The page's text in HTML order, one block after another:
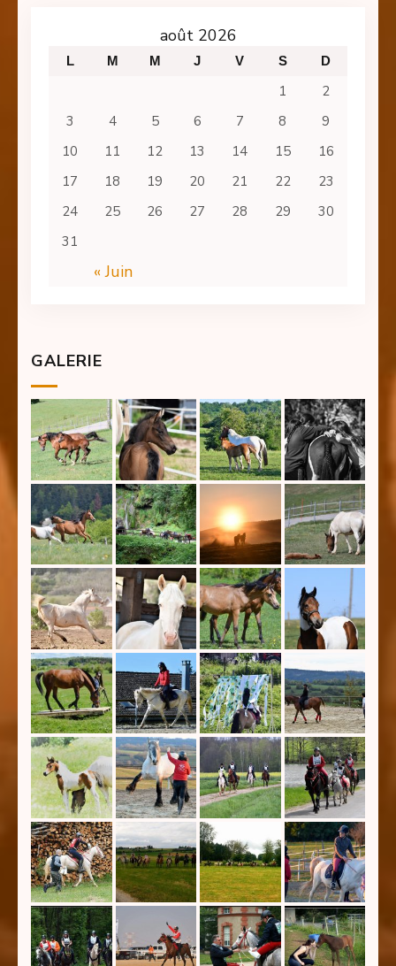
août 2026
L M M J V S D
1
2
3
4 5 6 7 8
9
10
11 12 13 14 15
16
17
18 19 20 21 22
23
24
25 26 27 28 29
30
31
« Juin
GALERIE